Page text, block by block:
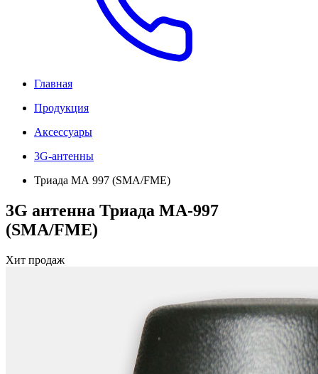
Главная
Продукция
Аксессуары
3G-антенны
Триада МА 997 (SMA/FME)
3G антенна Триада МА-997
(SMA/FME)
Хит продаж